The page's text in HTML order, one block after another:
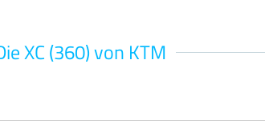
XC (360) von KTM